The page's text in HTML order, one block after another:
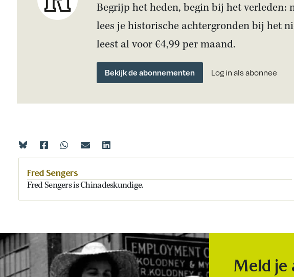
Begrijp het heden, begin bij het verleden:
lees je historische achtergronden bij het
leest al voor €4,99 per maand.
Bekijk de abonnementen Log in als abonnee
Fred Sengers
Fred Sengers is Chinadeskundige.
Meld je